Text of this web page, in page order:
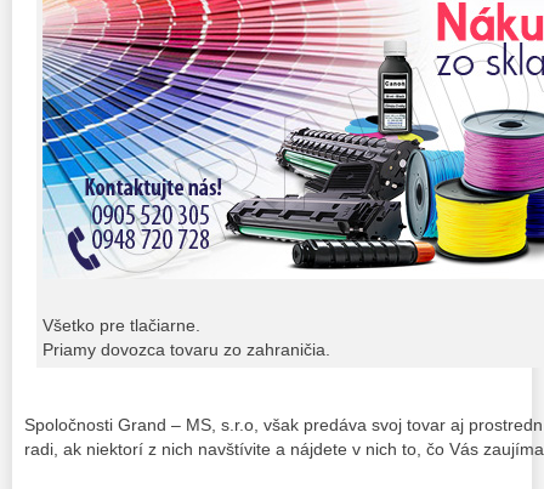
Všetko pre tlačiarne.
Priamy dovozca tovaru zo zahraničia.
Spoločnosti Grand – MS, s.r.o, však predáva svoj tovar aj
radi, ak niektorí z nich navštívite a nájdete v nich to, čo Vás